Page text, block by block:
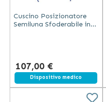
Cuscino Posizionatore
Semiluna Sfoderabile in
107,00 €
Dispositivo medico